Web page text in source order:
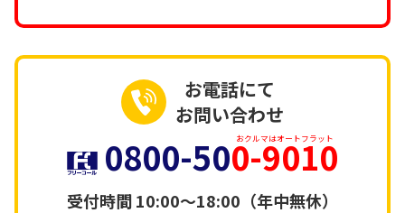
お電話にて
お問い合わせ
0800-500-9010
おクルマはオートフラット
受付時間10:00～18:00（年中無休）